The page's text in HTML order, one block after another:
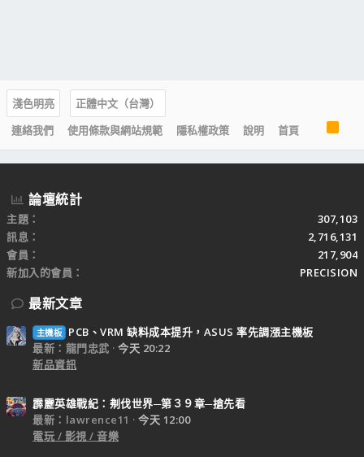
淺色明亮
正體中文（台灣）
連絡我們
使用條款與網站規範 隱私權政策 說明 首頁
R
S
S
論壇統計
主題
307,103
訊息
2,716,131
會員
217,904
新加入的會員
PRECISION
最新文章
主機板
PCB、VRM 缺料成本提升，ASUS 率先調漲主機板
最新：龍門忠武
今天 20:22
新品資訊
霹靂英雄戰紀：刜伐世界─第３９章─搶先看
最新：lawrence11
今天 12:00
電玩 / 影視 / 音樂